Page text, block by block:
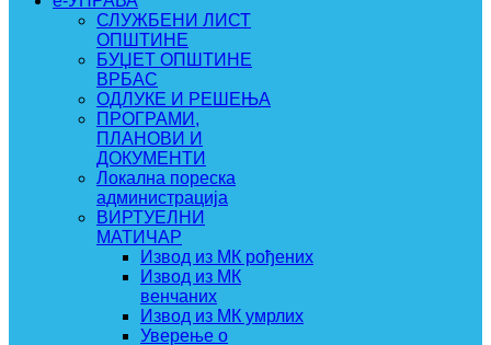
СЛУЖБЕНИ ЛИСТ
ОПШТИНЕ
БУЏЕТ ОПШТИНЕ
ВРБАС
ОДЛУКЕ И РЕШЕЊА
ПРОГРАМИ,
ПЛАНОВИ И
ДОКУМЕНТИ
Локална пореска
администрација
ВИРТУЕЛНИ
МАТИЧАР
Извод из МК рођених
Извод из МК
венчаних
Извод из МК умрлих
Уверење о